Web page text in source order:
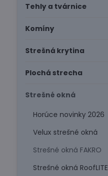
Tehly a tvárnice
Komíny
Strešná krytina
Plochá strecha
Strešné okná
Horúce novinky 2026
Velux strešné okná
Strešné okná FAKRO
Strešné okná RoofLITE